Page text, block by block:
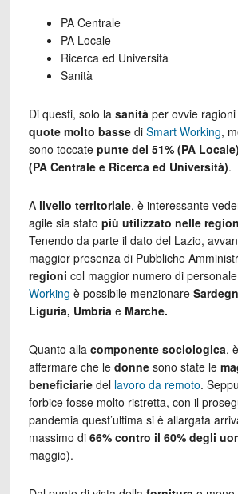
PA Centrale
PA Locale
Ricerca ed Università
Sanità
Di questi, solo la sanità per ovvie
quote molto bassedi Smart Working,
sono toccate punte del 51% (PA Locale)
(PA Centrale e Ricerca ed Università).
A livello territoriale, è interessante
agile sia stato più utilizzato nelle
Tenendo da parte il dato del Lazio,
maggior presenza di Pubbliche
regioni col maggior numero di
Working è possibile menzionare
Liguria, Umbria e Marche.
Quanto alla componente sociologica,
affermare che le donnesono state le
beneficiariedel lavoro da remoto.
forbice fosse molto ristretta, con il
pandemia quest’ultima si è allargata
massimo di 66% contro il 60% degli
maggio).